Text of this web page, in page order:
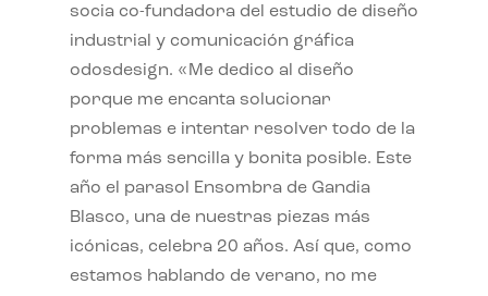
socia co-fundadora del estudio de diseño
industrial y comunicación gráfica
odosdesign. «Me dedico al diseño
porque me encanta solucionar
problemas e intentar resolver todo de la
forma más sencilla y bonita posible. Este
año el parasol Ensombra de Gandia
Blasco, una de nuestras piezas más
icónicas, celebra 20 años. Así que, como
estamos hablando de verano, no me